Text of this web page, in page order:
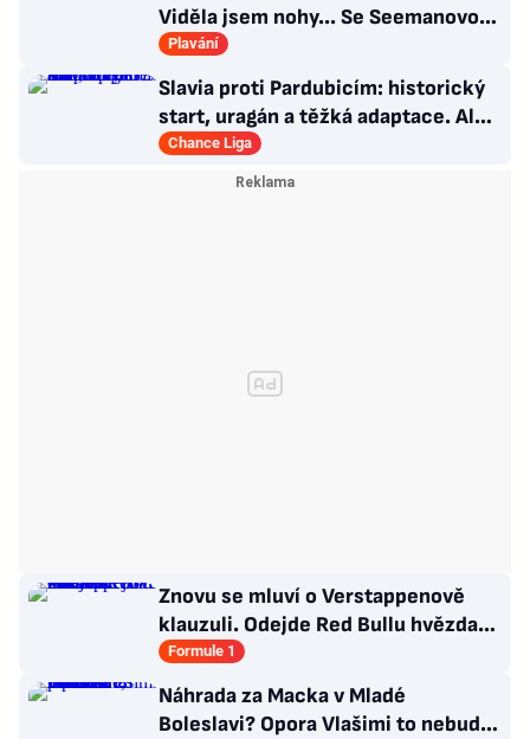
Viděla jsem nohy... Se Seemanovou
se porvou o rekord
Plavání
Slavia proti Pardubicím: historický
start, uragán a těžká adaptace. Ale i
smutná událost
Chance Liga
Znovu se mluví o Verstappenově
klauzuli. Odejde Red Bullu hvězda?
Možnosti jsou omezené
Formule 1
Náhrada za Macka v Mladé
Boleslavi? Opora Vlašimi to nebude,